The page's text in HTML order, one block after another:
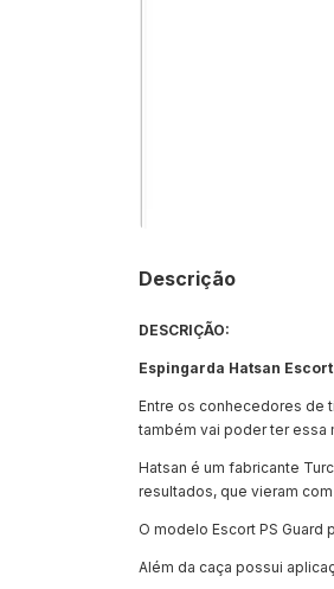
Descrição
DESCRIÇÃO:
Espingarda Hatsan
Entre os conhecedores de
também vai poder ter essa
Hatsan é um fabricante
resultados, que vieram
O modelo Escort PS
Além da caça possui